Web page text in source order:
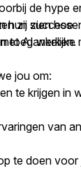
de hype
zij zien hoe
AI werken.
hun
toegankelijke
jou om:
te krijgen in
van
te doen voor